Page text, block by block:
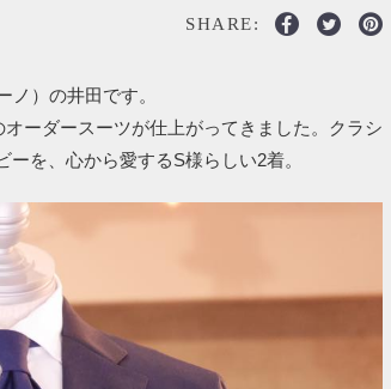
SHARE:
ノ）の井田です。
ーダースーツが仕上がってきました。クラシ
を、心から愛するS様らしい2着。